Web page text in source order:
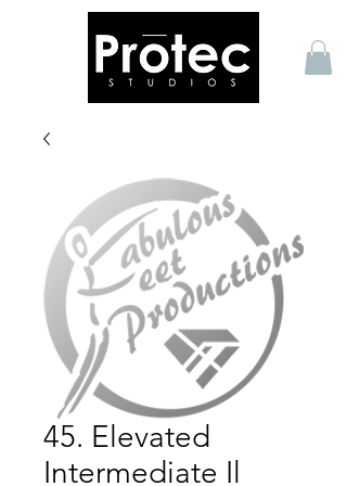
45. Elevated
Intermediate Il